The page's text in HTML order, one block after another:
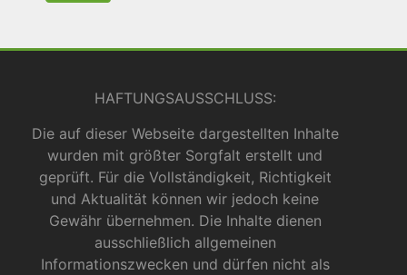
HAFTUNGSAUSSCHLUSS:
Die auf dieser Webseite dargestellten Inhalte
wurden mit größter Sorgfalt erstellt und
geprüft. Für die Vollständigkeit, Richtigkeit
und Aktualität können wir jedoch keine
Gewähr übernehmen. Die Inhalte dienen
ausschließlich allgemeinen
Informationszwecken und dürfen nicht als